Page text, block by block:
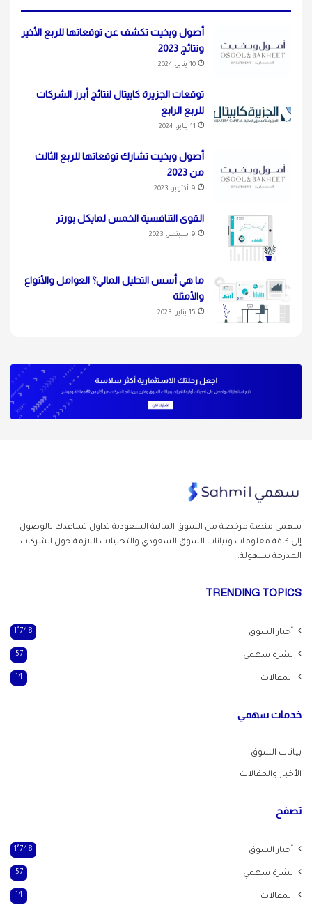
أصول وبخيت تكشف عن توقعاتها للربع الأخير
ونتائج 2023
10 يناير، 2024
توقعات الجزيرة كابيتال لنتائج أبرز الشركات
للربع الرابع
11 يناير، 2024
أصول وبخيت تشارك توقعاتها للربع الثالث
من 2023
9 أكتوبر، 2023
القوى التنافسية الخمس لمايكل بورتر
9 سبتمبر، 2023
ما هي أسس التحليل المالي؟ العوامل والأنواع
والأمثلة
15 يناير، 2023
سهمي منصة مرخصة من السوق المالية السعودية تداول تساعدك بالوصول
إلى كافة معلومات وبيانات السوق السعودي والتحليلات اللازمة حول الشركات
المدرجة بسهولة.
TRENDING TOPICS
أخبار السوق 1٬748
نشرة سهمي 57
المقالات 14
خدمات سهمي
بيانات السوق
الأخبار والمقالات
تصفح
أخبار السوق 1٬748
نشرة سهمي 57
المقالات 14